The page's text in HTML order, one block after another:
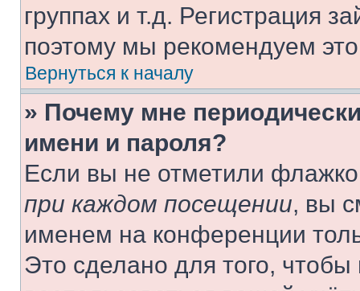
группах и т.д. Регистрация
поэтому мы рекомендуем
Вернуться к началу
» Почему мне
имени и пароля?
Если вы не отметили
при каждом посещении, вы
именем на конференции
Это сделано для того, чтобы